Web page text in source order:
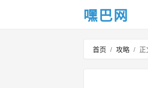
嘿巴网
首页 / 攻略 / 正